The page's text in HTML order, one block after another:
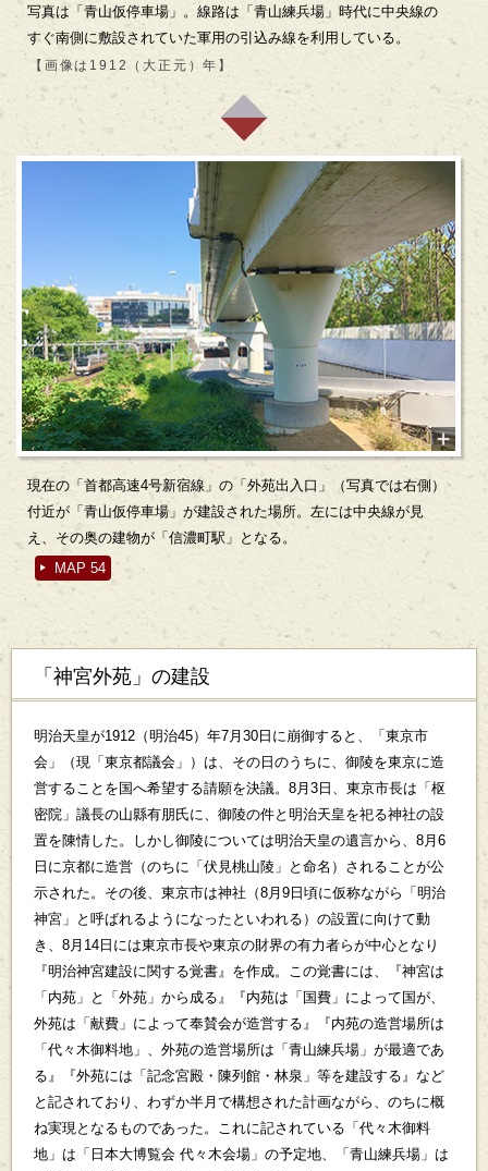
写真は「青山仮停車場」。線路は「青山練兵場」時代に中央線の
すぐ南側に敷設されていた軍用の引込み線を利用している。
【画像は1912（大正元）年】
現在の「首都高速4号新宿線」の「外苑出入口」（写真では右側）
付近が「青山仮停車場」が建設された場所。左には中央線が見
え、その奥の建物が「信濃町駅」となる。
MAP 54
「神宮外苑」の建設
明治天皇が1912（明治45）年7月30日に崩御すると、「東京市
会」（現「東京都議会」）は、その日のうちに、御陵を東京に造
営することを国へ希望する請願を決議。8月3日、東京市長は「枢
密院」議長の山縣有朋氏に、御陵の件と明治天皇を祀る神社の設
置を陳情した。しかし御陵については明治天皇の遺言から、8月6
日に京都に造営（のちに「伏見桃山陵」と命名）されることが公
示された。その後、東京市は神社（8月9日頃に仮称ながら「明治
神宮」と呼ばれるようになったといわれる）の設置に向けて動
き、8月14日には東京市長や東京の財界の有力者らが中心となり
『明治神宮建設に関する覚書』を作成。この覚書には、『神宮は
「内苑」と「外苑」から成る』『内苑は「国費」によって国が、
外苑は「献費」によって奉賛会が造営する』『内苑の造営場所は
「代々木御料地」、外苑の造営場所は「青山練兵場」が最適であ
る』『外苑には「記念宮殿・陳列館・林泉」等を建設する』など
と記されており、わずか半月で構想された計画ながら、のちに概
ね実現となるものであった。これに記されている「代々木御料
地」は「日本大博覧会 代々木会場」の予定地、「青山練兵場」は